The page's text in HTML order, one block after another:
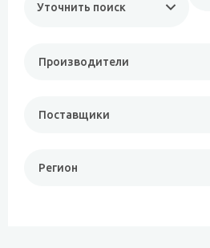
Уточнить поиск
Производители
Поставщики
Регион